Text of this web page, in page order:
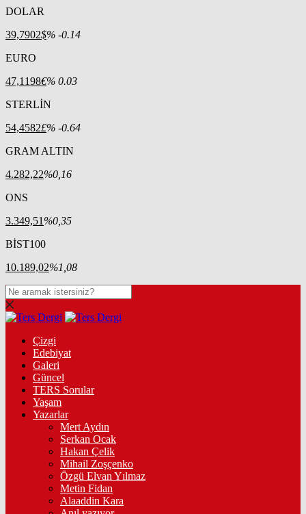
DOLAR
39,7902$% -0.14
EURO
47,1198€% 0.03
STERLİN
54,4582£% -0.64
GRAM ALTIN
4.282,22%0,16
ONS
3.349,51 %0,35
BİST100
10.189,02%1,08
Çizgi
Edebiyat
Galeri
Güncel
TERS Sorular
Yaşam
Yazarlar
Mert Aydın
Serkan Ocak
Hakan Çelik
Mihail Zoşçenko
Özgü Elvan Yılmaz
Metin Fidan
Alaaddin Kara